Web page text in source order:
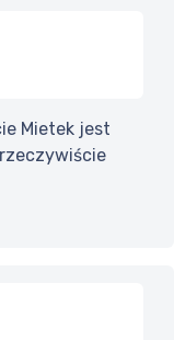
Mietek jest